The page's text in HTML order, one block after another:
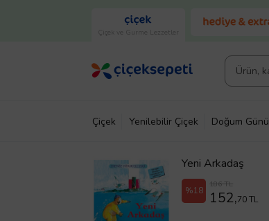
Çiçek ve Gurme Lezzetler
Çiçek Yenilebilir Çiçek Doğum Günü
Yeni Arkadaş
%18
186 TL
152,70 TL